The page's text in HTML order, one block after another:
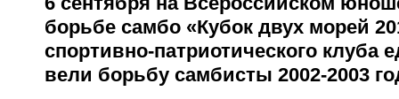
борьбе самбо «Кубок двух морей
спортивно-патриотического клуба
вели борьбу самбисты 2002-2003